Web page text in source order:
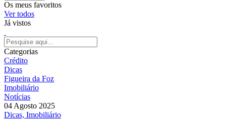
Os meus favoritos
Ver todos
Já vistos
Categorias
Crédito
Dicas
Figueira da Foz
Imobiliário
Notícias
04 Agosto 2025
Dicas, Imobiliário